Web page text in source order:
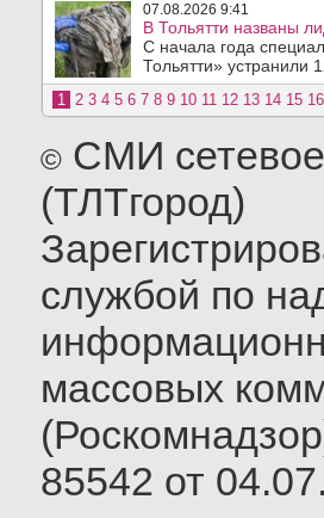
07.08.2026 9:41
В Тольятти названы
С начала года
Тольятти» устранили
1 2 3 4 5 6 7 8 9 10 11 12 13 14 15 16
© СМИ
(ТЛТгород)
службой по
массовых
85542 от